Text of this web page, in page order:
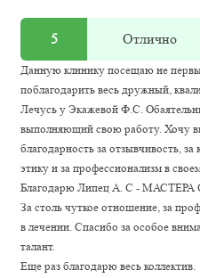
5 Отлично
Данную клинику посещаю не
поблагодарить весь дружный,
Лечусь у Экажевой Ф.С.
выполняющий свою работу. Хочу
благодарность за отзывчивость,
этику и за профессионализм в
Благодарю Липец А. С - МАСТЕРА
За столь чуткое отношение, за
в лечении. Спасибо за особое
талант.
Еще раз благодарю весь коллектив.